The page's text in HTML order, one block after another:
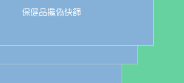
保健品攙偽快篩